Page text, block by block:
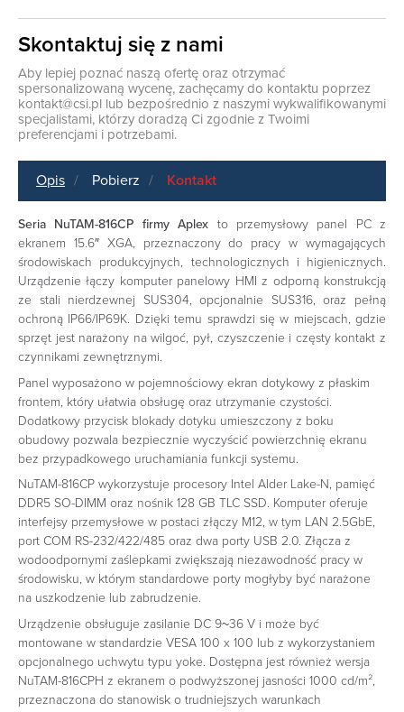
Skontaktuj się z nami
Aby lepiej poznać naszą ofertę oraz otrzymać
spersonalizowaną wycenę, zachęcamy do kontaktu poprzez
kontakt@csi.pl lub bezpośrednio z naszymi wykwalifikowanymi
specjalistami, którzy doradzą Ci zgodnie z Twoimi
preferencjami i potrzebami.
Opis Pobierz Kontakt
Seria NuTAM-816CP firmy Aplex to przemysłowy panel PC z
ekranem 15.6″ XGA, przeznaczony do pracy w wymagających
środowiskach produkcyjnych, technologicznych i higienicznych.
Urządzenie łączy komputer panelowy HMI z odporną konstrukcją
ze stali nierdzewnej SUS304, opcjonalnie SUS316, oraz pełną
ochroną IP66/IP69K. Dzięki temu sprawdzi się w miejscach, gdzie
sprzęt jest narażony na wilgoć, pył, czyszczenie i częsty kontakt z
czynnikami zewnętrznymi.
Panel wyposażono w pojemnościowy ekran dotykowy z płaskim
frontem, który ułatwia obsługę oraz utrzymanie czystości.
Dodatkowy przycisk blokady dotyku umieszczony z boku
obudowy pozwala bezpiecznie wyczyścić powierzchnię ekranu
bez przypadkowego uruchamiania funkcji systemu.
NuTAM-816CP wykorzystuje procesory Intel Alder Lake-N, pamięć
DDR5 SO-DIMM oraz nośnik 128 GB TLC SSD. Komputer oferuje
interfejsy przemysłowe w postaci złączy M12, w tym LAN 2.5GbE,
port COM RS-232/422/485 oraz dwa porty USB 2.0. Złącza z
wodoodpornymi zaślepkami zwiększają niezawodność pracy w
środowisku, w którym standardowe porty mogłyby być narażone
na uszkodzenie lub zabrudzenie.
Urządzenie obsługuje zasilanie DC 9~36 V i może być
montowane w standardzie VESA 100 x 100 lub z wykorzystaniem
opcjonalnego uchwytu typu yoke. Dostępna jest również wersja
NuTAM-816CPH z ekranem o podwyższonej jasności 1000 cd/m²,
przeznaczona do stanowisk o trudniejszych warunkach